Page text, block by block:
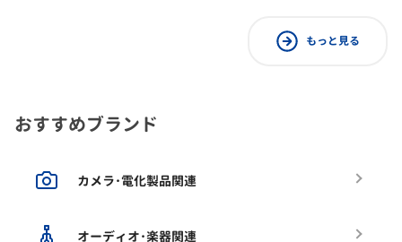
もっと見る
おすすめブランド
カメラ･電化製品関連
オーディオ･楽器関連